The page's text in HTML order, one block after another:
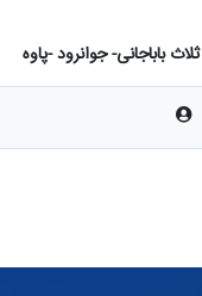
باباجانی- جوانرود -پاوه